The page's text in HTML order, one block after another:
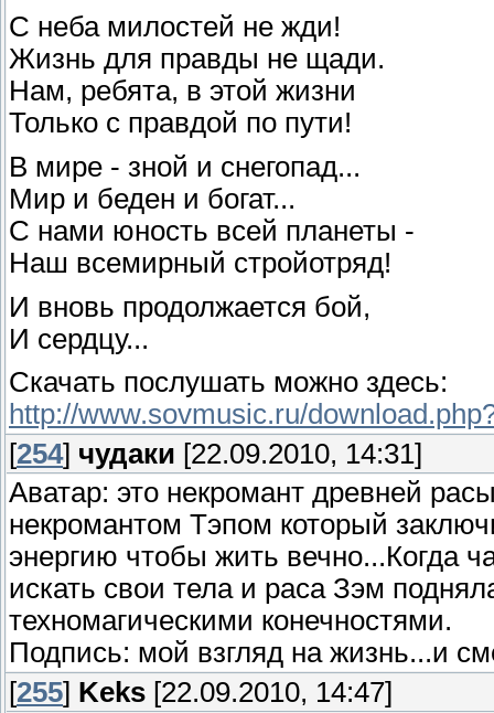
С неба милостей не жди!
Жизнь для правды не щади.
Нам, ребята, в этой жизни
Только с правдой по пути!
В мире - зной и снегопад...
Мир и беден и богат...
С нами юность всей планеты -
Наш всемирный стройотряд!
И вновь продолжается бой,
И сердцу...
Скачать послушать можно здесь:
http://www.sovmusic.ru/
[254] чудаки [22.09.2010, 14:31]
Аватар: это некромант древней
некромантом Тэпом который
энергию чтобы жить вечно...Когда
искать свои тела и раса Зэм
техномагическими конечностями.
Подпись: мой взгляд на жизнь...и
[255] Keks [22.09.2010, 14:47]